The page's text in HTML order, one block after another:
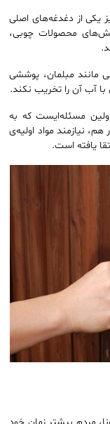
یکی از دغدغه‌های اصلی
محصولات چوبی،
مانند مبلمان، پوششی
آب آن را تخریب نکند.
مسئله‌ایست که به
نیازمند مواد اولیه‌ی
یافته است.